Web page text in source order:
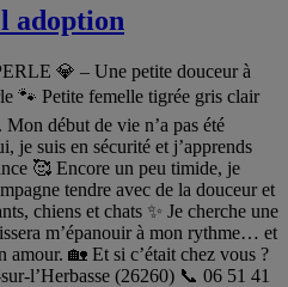
adoption
💎 – Une petite douceur à
🐾 Petite femelle tigrée gris clair
début de vie n’a pas été
je suis en sécurité et j’apprends
🥰 Encore un peu timide, je
tendre avec de la douceur et
chiens et chats ✨ Je cherche une
m’épanouir à mon rythme… et
amour. 🏡 Et si c’était chez vous ?
l’Herbasse (26260) 📞 06 51 41